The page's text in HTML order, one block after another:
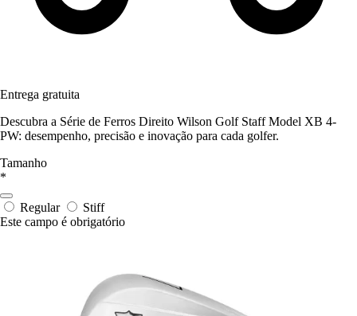
Entrega gratuita
Descubra a Série de Ferros Direito Wilson Golf Staff Model XB 4-
PW: desempenho, precisão e inovação para cada golfer.
Tamanho
*
Regular
Stiff
Este campo é obrigatório